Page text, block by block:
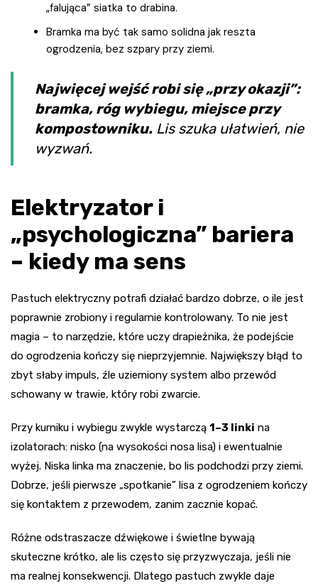
„falująca” siatka to drabina.
Bramka ma być tak samo solidna jak reszta
ogrodzenia, bez szpary przy ziemi.
Najwięcej wejść robi się „przy okazji”:
bramka, róg wybiegu, miejsce przy
kompostowniku. Lis szuka ułatwień, nie
wyzwań.
Elektryzator i
„psychologiczna” bariera
– kiedy ma sens
Pastuch elektryczny potrafi działać bardzo dobrze, o ile jest
poprawnie zrobiony i regularnie kontrolowany. To nie jest
magia – to narzędzie, które uczy drapieżnika, że podejście
do ogrodzenia kończy się nieprzyjemnie. Największy błąd to
zbyt słaby impuls, źle uziemiony system albo przewód
schowany w trawie, który robi zwarcie.
Przy kurniku i wybiegu zwykle wystarczą 1–3 linki na
izolatorach: nisko (na wysokości nosa lisa) i ewentualnie
wyżej. Niska linka ma znaczenie, bo lis podchodzi przy ziemi.
Dobrze, jeśli pierwsze „spotkanie” lisa z ogrodzeniem kończy
się kontaktem z przewodem, zanim zacznie kopać.
Różne odstraszacze dźwiękowe i świetlne bywają
skuteczne krótko, ale lis często się przyzwyczaja, jeśli nie
ma realnej konsekwencji. Dlatego pastuch zwykle daje